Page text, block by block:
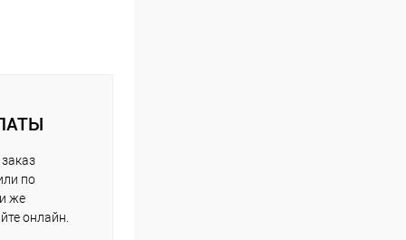
по
же
онлайн.